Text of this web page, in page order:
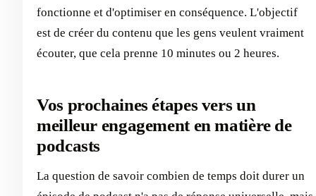
fonctionne et d'optimiser en conséquence. L'objectif
est de créer du contenu que les gens veulent vraiment
écouter, que cela prenne 10 minutes ou 2 heures.
Vos prochaines étapes vers un
meilleur engagement en matière de
podcasts
La question de savoir combien de temps doit durer un